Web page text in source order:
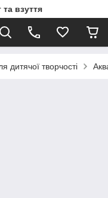
взуття
дитячої творчості